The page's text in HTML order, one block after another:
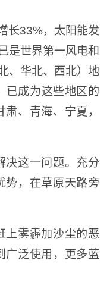
长33%，太阳能发
是世界第一风电和
、华北、西北）地
已成为这些地区的
、青海、宁夏，
决这一问题。充分
势，在草原天路旁
上雾霾加沙尘的恶
广泛使用，更多蓝